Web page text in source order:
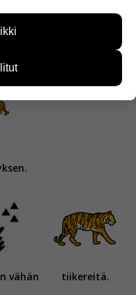
vähän tiikereitä.
paremmin
käytetään ja
kerää
käytön.